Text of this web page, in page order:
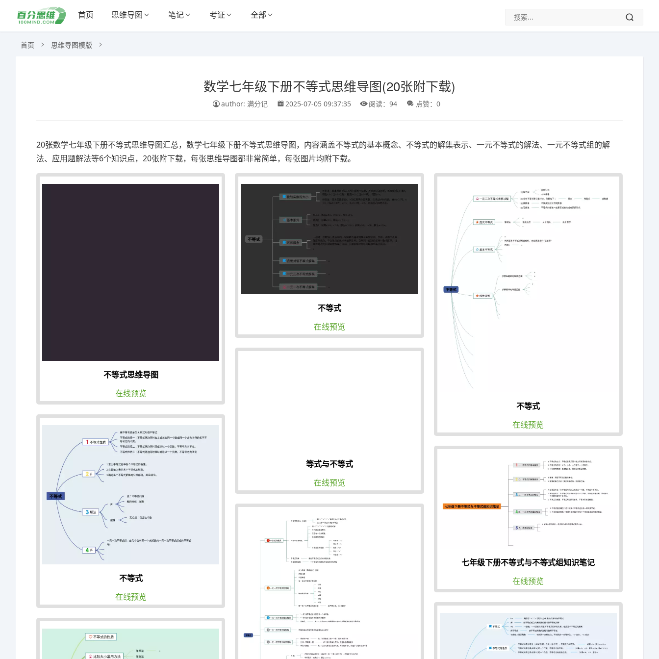
首页 思维导图 笔记 考证 全部
首页 思维导图模版
数学七年级下册不等式思维导图(20张附下载)
author: 满分记 2025-07-05 09:37:35 阅读：94 点赞：0
20张数学七年级下册不等式思维导图汇总，数学七年级下册不等式思维导图，内容涵盖不等式的基本概念、不等式的解集表示、一元不等式的解法、一元不等式组的解
法、应用题解法等6个知识点，20张附下载，每张思维导图都非常简单，每张图片均附下载。
不等式思维导图
在线预览
不等式
在线预览
不等式
在线预览
等式与不等式
在线预览
不等式
在线预览
七年级下册不等式与不等式组知识笔记
在线预览